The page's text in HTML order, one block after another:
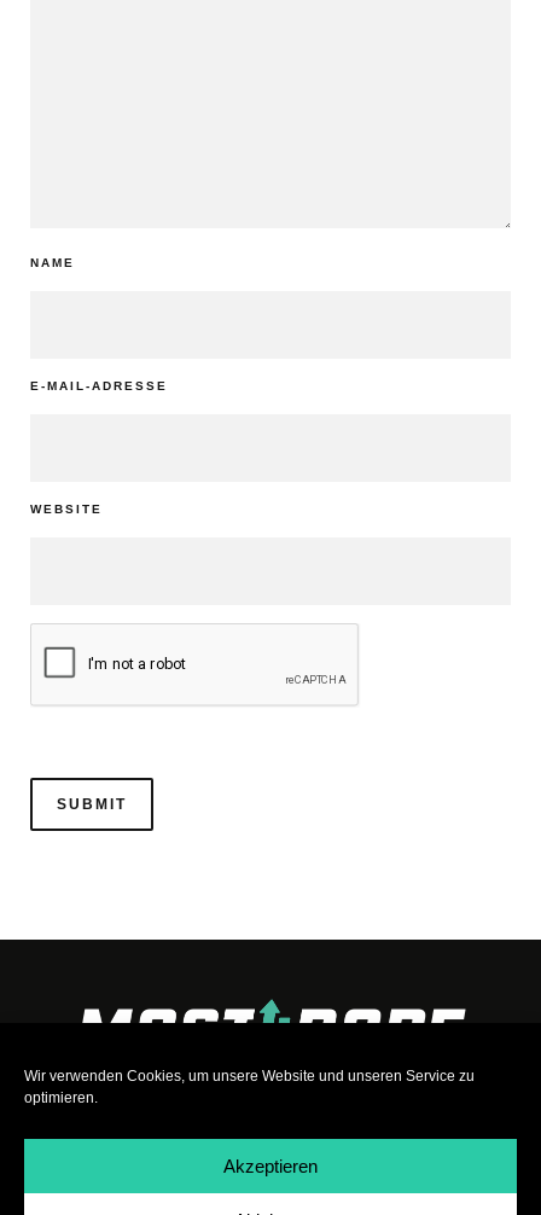
Wir verwenden Cookies, um unsere Website und unseren Service zu
optimieren.
Akzeptieren
NAME
E-MAIL-ADRESSE
WEBSITE